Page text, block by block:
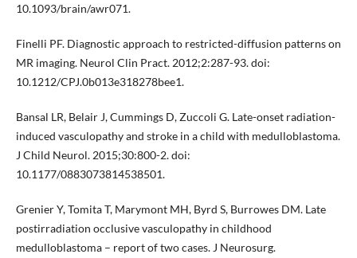
10.1093/brain/awr071.
Finelli PF. Diagnostic approach to restricted-diffusion patterns on
MR imaging. Neurol Clin Pract. 2012;2:287-93. doi:
10.1212/CPJ.0b013e318278bee1.
Bansal LR, Belair J, Cummings D, Zuccoli G. Late-onset radiation-
induced vasculopathy and stroke in a child with medulloblastoma.
J Child Neurol. 2015;30:800-2. doi:
10.1177/0883073814538501.
Grenier Y, Tomita T, Marymont MH, Byrd S, Burrowes DM. Late
postirradiation occlusive vasculopathy in childhood
medulloblastoma – report of two cases. J Neurosurg.